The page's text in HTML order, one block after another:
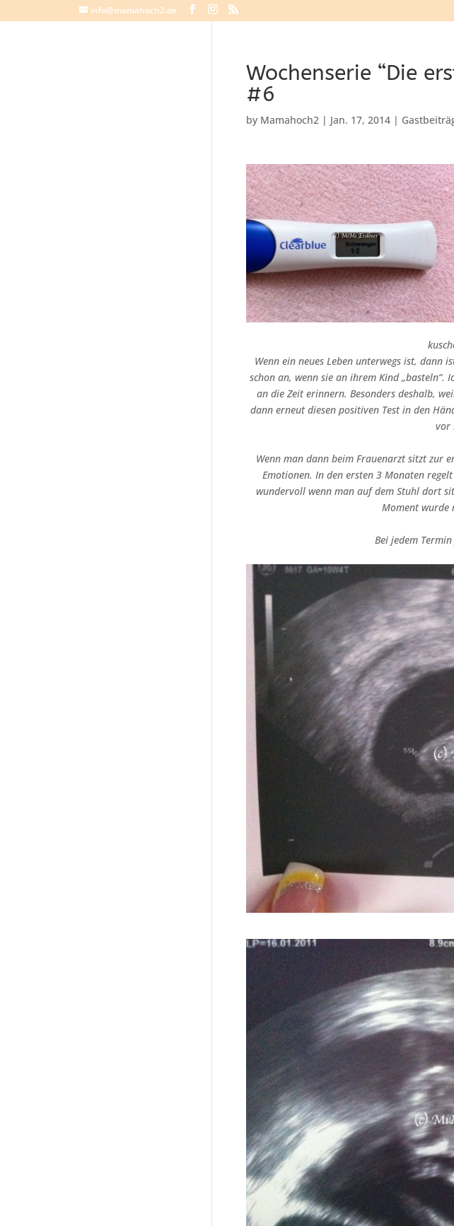
info@mamahoch2.de
Wochenserie “Die
#6
by Mamahoch2 | Jan. 17, 2014 |
Wenn ein neues Leben unterwegs ist, dann
schon an, wenn sie an ihrem Kind „basteln“.
an die Zeit erinnern. Besonders deshalb,
dann erneut diesen positiven Test in den
vor
Wenn man dann beim Frauenarzt sitzt zur
Emotionen. In den ersten 3 Monaten
wundervoll wenn man auf dem Stuhl dort
Moment wurde
Bei jedem